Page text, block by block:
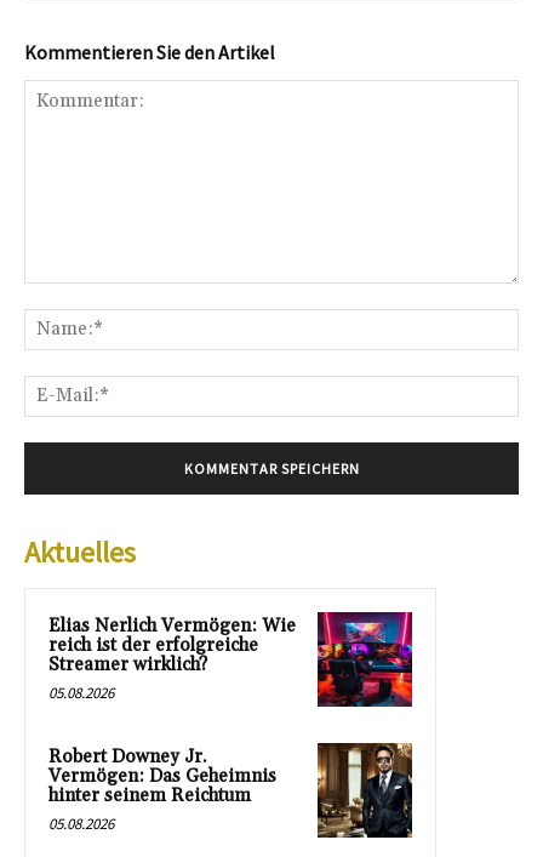
Kommentieren Sie den Artikel
Aktuelles
Elias Nerlich Vermögen: Wie
reich ist der erfolgreiche
Streamer wirklich?
05.08.2026
Robert Downey Jr.
Vermögen: Das Geheimnis
hinter seinem Reichtum
05.08.2026